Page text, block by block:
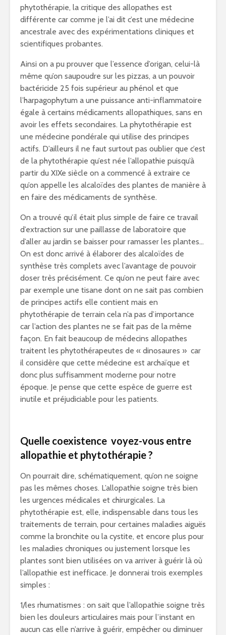
phytothérapie, la critique des allopathes est
différente car comme je l’ai dit c’est une médecine
ancestrale avec des expérimentations cliniques et
scientifiques probantes.
Ainsi on a pu prouver que l’essence d’origan, celui-là
même qu’on saupoudre sur les pizzas, a un pouvoir
bactéricide 25 fois supérieur au phénol et que
l’harpagophytum a une puissance anti-inflammatoire
égale à certains médicaments allopathiques, sans en
avoir les effets secondaires. La phytothérapie est
une médecine pondérale qui utilise des principes
actifs. D’ailleurs il ne faut surtout pas oublier que c’est
de la phytothérapie qu’est née l’allopathie puisqu’à
partir du XIXe siècle on a commencé à extraire ce
qu’on appelle les alcaloïdes des plantes de manière à
en faire des médicaments de synthèse.
On a trouvé qu’il était plus simple de faire ce travail
d’extraction sur une paillasse de laboratoire que
d’aller au jardin se baisser pour ramasser les plantes…
On est donc arrivé à élaborer des alcaloïdes de
synthèse très complets avec l’avantage de pouvoir
doser très précisément. Ce qu’on ne peut faire avec
par exemple une tisane dont on ne sait pas combien
de principes actifs elle contient mais en
phytothérapie de terrain cela n’a pas d’importance
car l’action des plantes ne se fait pas de la même
façon. En fait beaucoup de médecins allopathes
traitent les phytothérapeutes de « dinosaures » car
il considère que cette médecine est archaïque et
donc plus suffisamment moderne pour notre
époque. Je pense que cette espèce de guerre est
inutile et préjudiciable pour les patients.
Quelle coexistence voyez-vous entre
allopathie et phytothérapie ?
On pourrait dire, schématiquement, qu’on ne soigne
pas les mêmes choses. L’allopathie soigne très bien
les urgences médicales et chirurgicales. La
phytothérapie est, elle, indispensable dans tous les
traitements de terrain, pour certaines maladies aiguës
comme la bronchite ou la cystite, et encore plus pour
les maladies chroniques ou justement lorsque les
plantes sont bien utilisées on va arriver à guérir là où
l’allopathie est inefficace. Je donnerai trois exemples
simples :
1/les rhumatismes : on sait que l’allopathie soigne très
bien les douleurs articulaires mais pour l’instant en
aucun cas elle n’arrive à guérir, empêcher ou diminuer